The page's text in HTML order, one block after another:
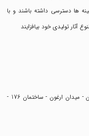
ها دسترسی داشته باشند و با
آثار تولیدی خود بیافزایند
تهران - شهر گلستان - بلوار گلستان - میدان ارغون - ساختمان 176 -